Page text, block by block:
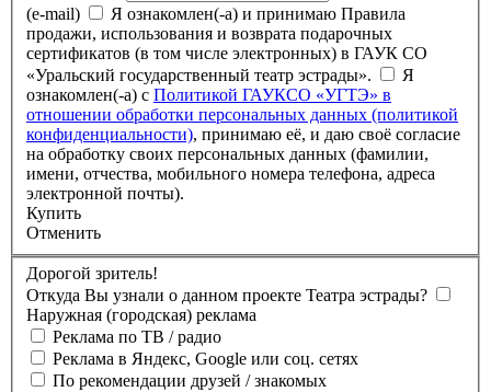
(e-mail)
Я ознакомлен(-а) и принимаю Правила
продажи, использования и возврата подарочных
сертификатов (в том числе электронных) в ГАУК СО
«Уральский государственный театр эстрады».
Я
ознакомлен(-а) с Политикой ГАУКСО «УГТЭ» в
отношении обработки персональных данных (политикой
конфиденциальности), принимаю её, и даю своё согласие
на обработку своих персональных данных (фамилии,
имени, отчества, мобильного номера телефона, адреса
электронной почты).
Купить
Отменить
Дорогой зритель!
Откуда Вы узнали о данном проекте Театра эстрады?
Наружная (городская) реклама
Реклама по ТВ / радио
Реклама в Яндекс, Google или соц. сетях
По рекомендации друзей / знакомых